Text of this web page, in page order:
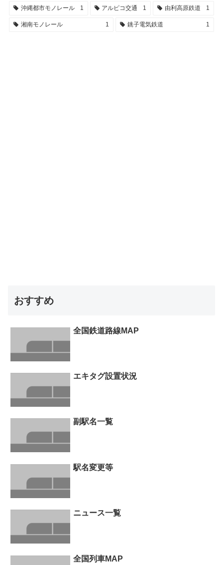
沖縄都市モノレール 1 アルピコ交通 1 由利高原鉄道 1
湘南モノレール 1 銚子電気鉄道 1
おすすめ
全国鉄道路線MAP
エキタグ設置状況
副駅名一覧
駅名変更等
ニュース一覧
全国列車MAP